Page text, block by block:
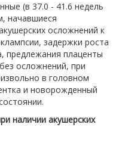
(в 37.0 - 41.6 недель
начавшиеся
осложнений к
задержки роста
предлежания плаценты
осложнений, при
в головном
и новорожденный
наличии акушерских